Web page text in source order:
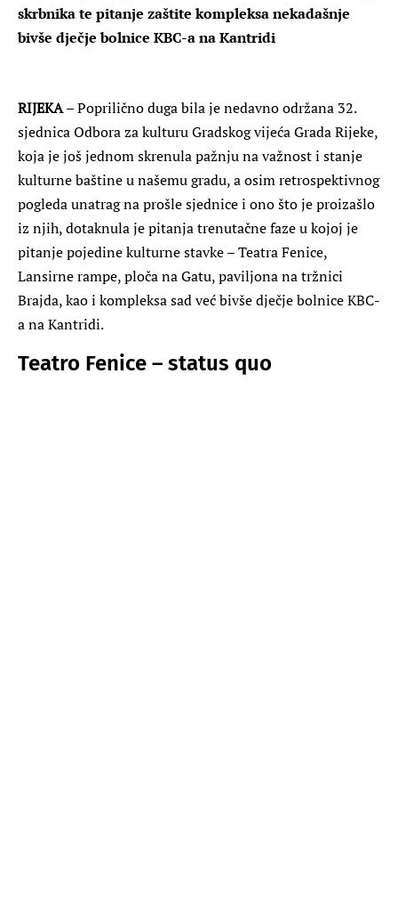
skrbnika te pitanje zaštite kompleksa nekadašnje
bivše dječje bolnice KBC-a na Kantridi
RIJEKA– Poprilično duga bila je nedavno održana 32.
sjednica Odbora za kulturu Gradskog vijeća Grada Rijeke,
koja je još jednom skrenula pažnju na važnost i stanje
kulturne baštine u našemu gradu, a osim retrospektivnog
pogleda unatrag na prošle sjednice i ono što je proizašlo
iz njih, dotaknula je pitanja trenutačne faze u kojoj je
pitanje pojedine kulturne stavke – Teatra Fenice,
Lansirne rampe, ploča na Gatu, paviljona na tržnici
Brajda, kao i kompleksa sad već bivše dječje bolnice KBC-
a na Kantridi.
Teatro Fenice – status quo